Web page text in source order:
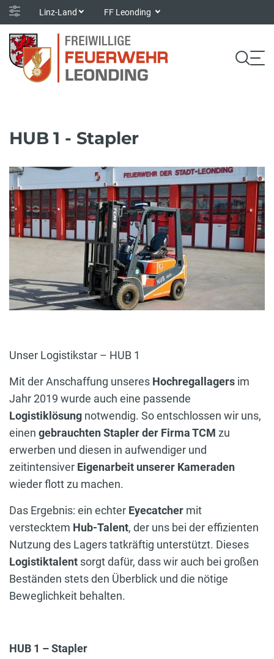
Linz-Land FF Leonding
HUB 1 - Stapler
Unser Logistikstar – HUB 1
Mit der Anschaffung unseres Hochregallagers im
Jahr 2019 wurde auch eine passende
Logistiklösung notwendig. So entschlossen wir uns,
einen gebrauchten Stapler der Firma TCM zu
erwerben und diesen in aufwendiger und
zeitintensiver Eigenarbeit unserer Kameraden
wieder flott zu machen.
Das Ergebnis: ein echter Eyecatcher mit
verstecktem Hub-Talent, der uns bei der effizienten
Nutzung des Lagers tatkräftig unterstützt. Dieses
Logistiktalent sorgt dafür, dass wir auch bei großen
Beständen stets den Überblick und die nötige
Beweglichkeit behalten.
HUB 1 – Stapler